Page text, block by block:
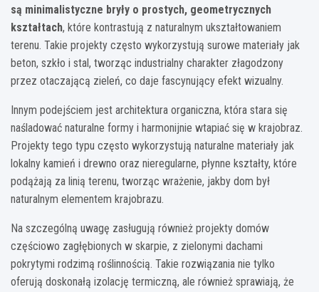
są minimalistyczne bryły o prostych, geometrycznych
kształtach, które kontrastują z naturalnym ukształtowaniem
terenu. Takie projekty często wykorzystują surowe materiały jak
beton, szkło i stal, tworząc industrialny charakter złagodzony
przez otaczającą zieleń, co daje fascynujący efekt wizualny.
Innym podejściem jest architektura organiczna, która stara się
naśladować naturalne formy i harmonijnie wtapiać się w krajobraz.
Projekty tego typu często wykorzystują naturalne materiały jak
lokalny kamień i drewno oraz nieregularne, płynne kształty, które
podążają za linią terenu, tworząc wrażenie, jakby dom był
naturalnym elementem krajobrazu.
Na szczególną uwagę zasługują również projekty domów
częściowo zagłębionych w skarpie, z zielonymi dachami
pokrytymi rodzimą roślinnością. Takie rozwiązania nie tylko
oferują doskonałą izolację termiczną, ale również sprawiają, że